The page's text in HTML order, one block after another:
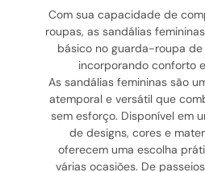
Com sua capacidade de
roupas, as sandálias
básico no guarda-roupa de
incorporando conforto
As sandálias femininas são
atemporal e versátil que
sem esforço. Disponível em
de designs, cores e
oferecem uma escolha
várias ocasiões. De